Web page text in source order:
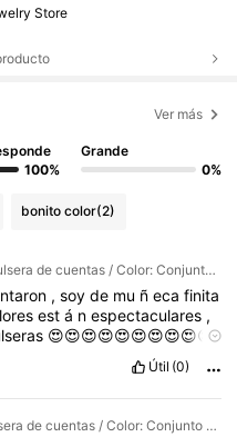
Store
Ver más
100%
Grande
0%
bonito color(2)
Tipo de Estilo: pulsera de cuentas / Color: Conjunto multicolor / Talla: Unitalla
, soy de mu ñ eca finita
está nespectaculares ,
😍😍😍😍😍😍😍😍😍😍
Útil (0)
Tipo de Estilo: pulsera de cuentas / Color: Conjunto multicolor / Talla: Unitalla